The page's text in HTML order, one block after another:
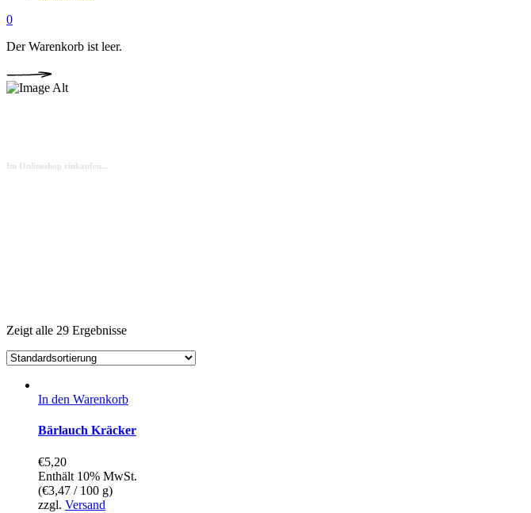
0
Der Warenkorb ist leer.
Im Onlineshop einkaufen...
Zeigt alle 29 Ergebnisse
In den Warenkorb
Bärlauch Kräcker
€5,20
Enthält 10% MwSt.
(€3,47 / 100 g)
zzgl. Versand